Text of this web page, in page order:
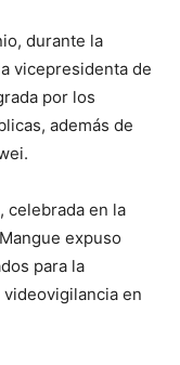
durante la
vicepresidenta de
por los
además de
celebrada en la
expuso
para la
en